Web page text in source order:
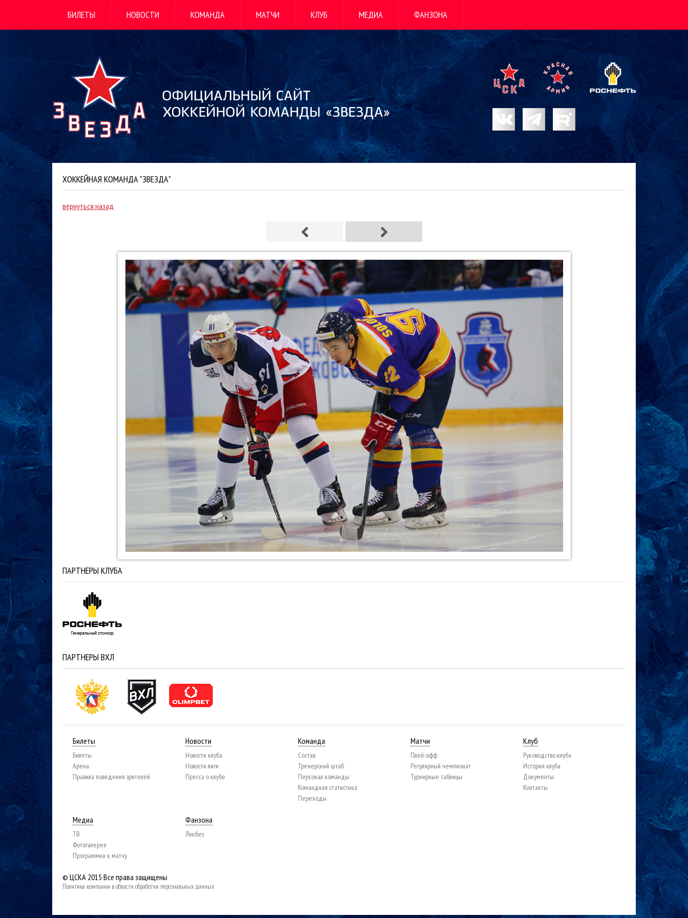
БИЛЕТЫ НОВОСТИ КОМАНДА МАТЧИ КЛУБ МЕДИА ФАНЗОНА
ХОККЕЙНАЯ КОМАНДА "ЗВЕЗДА"
вернуться назад
ПАРТНЕРЫ КЛУБА
ПАРТНЕРЫ ВХЛ
Билеты
Билеты
Арена
Правила поведения зрителей
Новости
Новости клуба
Новости лиги
Пресса о клубе
Команда
Состав
Тренерский штаб
Персонал команды
Командная статистика
Переходы
Матчи
Плей-офф
Регулярный чемпионат
Турнирные таблицы
Клуб
Руководство клуба
История клуба
Документы
Контакты
Медиа
ТВ
Фотогалерея
Программки к матчу
Фанзона
Ликбез
© ЦСКА 2015 Все права защищены
Политика компании в области обработки персональных данных